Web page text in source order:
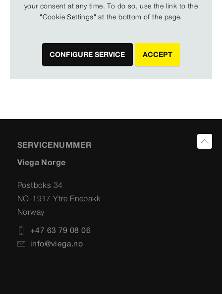
your consent at any time. To do so, use the link to the
"Cookie Settings" at the bottom of the page.
CONFIGURE SERVICE ACCEPT
SERVICENUMMER
Viega Norge
Postboks 34
NO-1917 Ytre Enebakk
Norway
+47 63 79 08 06
info@viega.no